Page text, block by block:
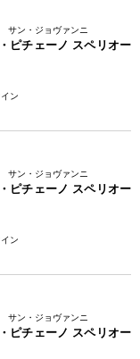
サン・ジョヴァンニ
ピチェーノ スペリオー
ン
サン・ジョヴァンニ
ピチェーノ スペリオー
ン
サン・ジョヴァンニ
ピチェーノ スペリオー